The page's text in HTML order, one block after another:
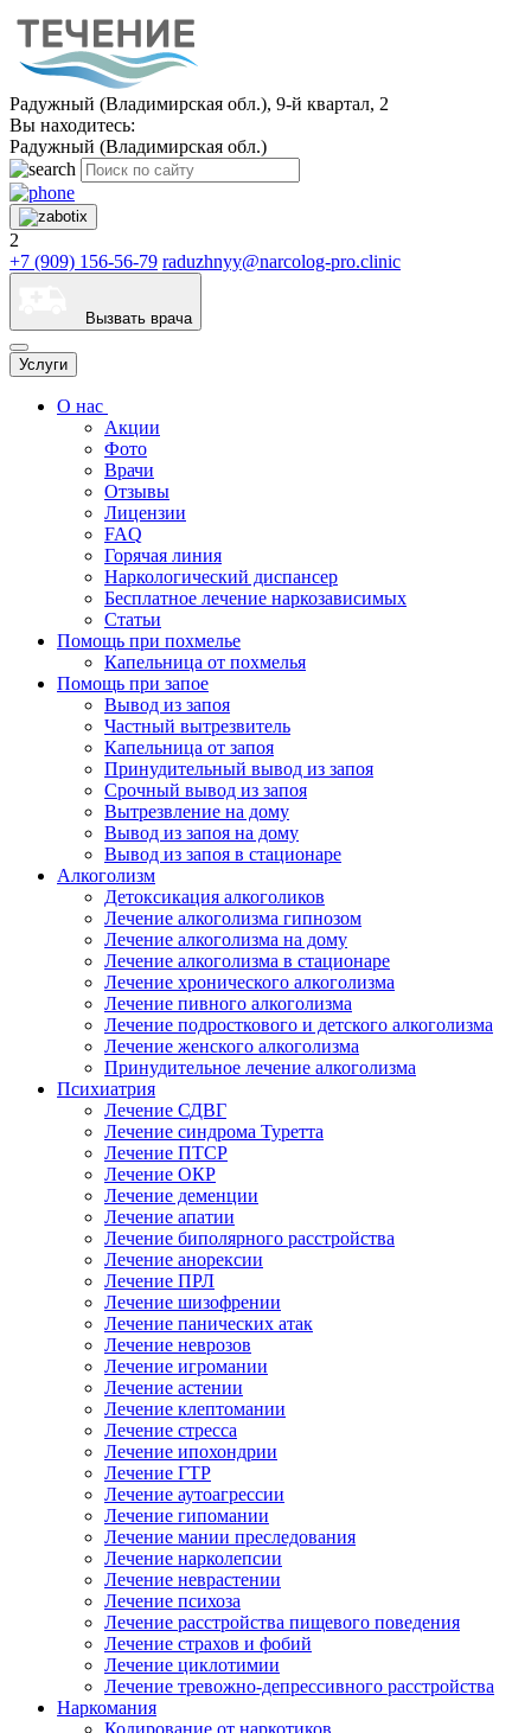
Радужный (Владимирская обл.), 9-й квартал, 2
Вы находитесь:
Радужный (Владимирская обл.)
2
+7 (909) 156-56-79 raduzhnyy@narcolog-pro.clinic
Вызвать врача
Услуги
О нас
Акции
Фото
Врачи
Отзывы
Лицензии
FAQ
Горячая линия
Наркологический диспансер
Бесплатное лечение наркозависимых
Статьи
Помощь при похмелье
Капельница от похмелья
Помощь при запое
Вывод из запоя
Частный вытрезвитель
Капельница от запоя
Принудительный вывод из запоя
Срочный вывод из запоя
Вытрезвление на дому
Вывод из запоя на дому
Вывод из запоя в стационаре
Алкоголизм
Детоксикация алкоголиков
Лечение алкоголизма гипнозом
Лечение алкоголизма на дому
Лечение алкоголизма в стационаре
Лечение хронического алкоголизма
Лечение пивного алкоголизма
Лечение подросткового и детского алкоголизма
Лечение женского алкоголизма
Принудительное лечение алкоголизма
Психиатрия
Лечение СДВГ
Лечение синдрома Туретта
Лечение ПТСР
Лечение ОКР
Лечение деменции
Лечение апатии
Лечение биполярного расстройства
Лечение анорексии
Лечение ПРЛ
Лечение шизофрении
Лечение панических атак
Лечение неврозов
Лечение игромании
Лечение астении
Лечение клептомании
Лечение стресса
Лечение ипохондрии
Лечение ГТР
Лечение аутоагрессии
Лечение гипомании
Лечение мании преследования
Лечение нарколепсии
Лечение неврастении
Лечение психоза
Лечение расстройства пищевого поведения
Лечение страхов и фобий
Лечение циклотимии
Лечение тревожно-депрессивного расстройства
Наркомания
Кодирование от наркотиков